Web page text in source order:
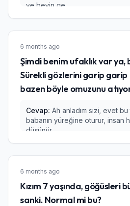
ve beyin ge...
6 months ago
Şimdi benim ufaklık var
Sürekli gözlerini garip garip
bazen böyle omuzunu
Cevap: Ah anladım sizi, evet
babanın yüreğine oturur, insan
düşünür....
6 months ago
Kızım 7 yaşında, göğüsleri
sanki. Normal mi bu?